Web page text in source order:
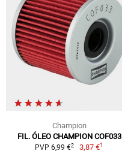
Champion
FIL. ÓLEO CHAMPION COF033
PVP 6,99 €2 3,87 €1